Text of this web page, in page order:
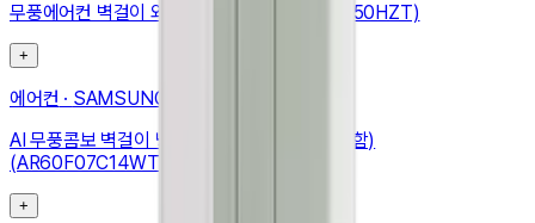
무풍에어컨 벽걸이 와이드 42.3㎡ (AR13D9150HZT)
+
에어컨 · SAMSUNG
AI 무풍콤보 벽걸이 냉난방 24.4㎡ (리모컨 포함)
(AR60F07C14WT)
+